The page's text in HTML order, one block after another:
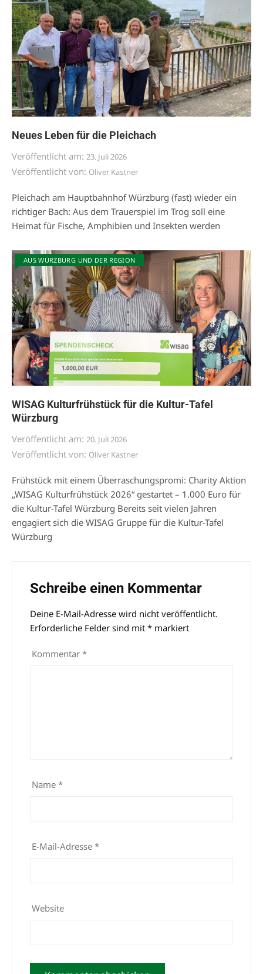
Neues Leben für die Pleichach
Veröffentlicht am: 23. Juli 2026
Veröffentlicht von: Oliver Kastner
Pleichach am Hauptbahnhof Würzburg (fast) wieder ein
richtiger Bach: Aus dem Trauerspiel im Trog soll eine
Heimat für Fische, Amphibien und Insekten werden
AUS WÜRZBURG UND DER REGION
WISAG Kulturfrühstück für die Kultur-Tafel
Würzburg
Veröffentlicht am: 20. Juli 2026
Veröffentlicht von: Oliver Kastner
Frühstück mit einem Überraschungspromi: Charity Aktion
„WISAG Kulturfrühstück 2026“ gestartet – 1.000 Euro für
die Kultur-Tafel Würzburg Bereits seit vielen Jahren
engagiert sich die WISAG Gruppe für die Kultur-Tafel
Würzburg
Schreibe einen Kommentar
Deine E-Mail-Adresse wird nicht veröffentlicht.
Erforderliche Felder sind mit * markiert
Kommentar *
Name *
E-Mail-Adresse *
Website
Alternative: